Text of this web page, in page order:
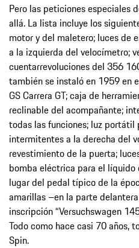
Pero las peticiones especiales
allá. La lista incluye los
motor y del maletero; luces de
a la izquierda del velocímetro;
cuentarrevoluciones del 356
también se instaló en 1959 en
GS Carrera GT; caja de
reclinable del acompañante;
todas las funciones; luz portátil
intermitentes a la derecha del
revestimiento de la puerta;
bomba eléctrica para el
lugar del pedal típico de la
amarillas –en la parte
inscripción “Versuchswagen
Todo como hace casi 70 años,
Spin.